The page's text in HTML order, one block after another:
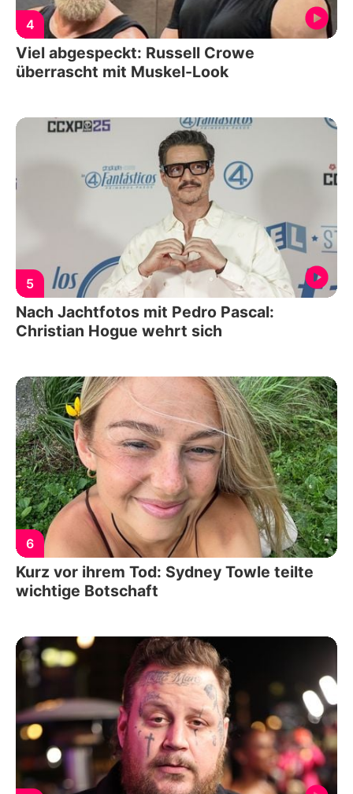
4
Viel abgespeckt: Russell Crowe
überrascht mit Muskel-Look
5
Nach Jachtfotos mit Pedro Pascal:
Christian Hogue wehrt sich
6
Kurz vor ihrem Tod: Sydney Towle teilte
wichtige Botschaft